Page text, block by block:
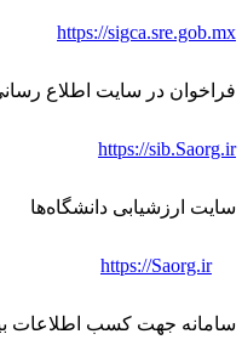
https://
در سایت اطلاع
https://
ارزشیابی دانشگاه‌ها
https://Saorg.ir
جهت کسب اطلاعات